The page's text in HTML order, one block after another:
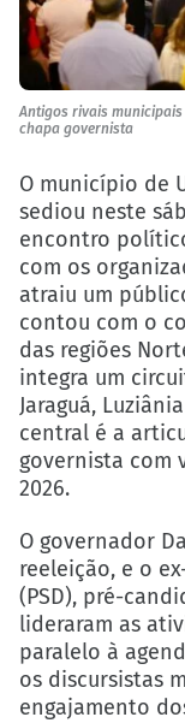
Antigos rivais
chapa governista
O município de
sediou neste
encontro
com os
atraiu um
contou com o
das regiões
integra um
Jaraguá,
central é a
governista com
2026.
O governador
reeleição, e o
(PSD), pré-
lideraram as
paralelo à
os discursistas
engajamento